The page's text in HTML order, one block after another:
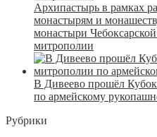
Архипастырь в рамках
монастырям и
монастыри
митрополии
В Дивеево прошёл
по армейскому
Рубрики